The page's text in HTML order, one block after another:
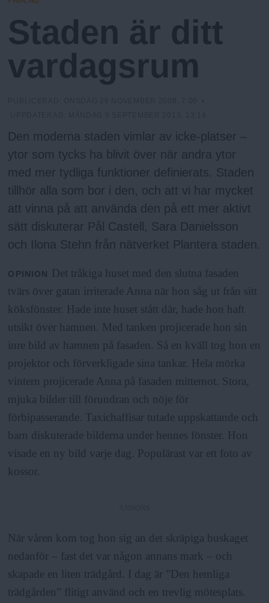
N
u
y
G
Staden är ditt
vardagsrum
Den moderna staden vimlar av icke-platser –
ytor som tycks ha blivit över när andra ytor
med mer tydliga funktioner definierats. Staden
tillhör alla som bor i den, och att vi har mycket
att vinna på att använda den på ett mer aktivt
sätt diskuterar Pål Castell, Sara Danielsson
och Ilona Stehn från nätverket Plantera staden.
OPINION
Det tråkiga huset med den slutna fasaden
tvärs över gatan irriterade Anna när hon såg ut från sitt
köksfönster. Hade inte huset stått där, hade hon haft
utsikt över hamnen. Med tanken projicerade hon sin
inre bild av hamnen på fasaden. Så en kväll tog hon en
projektor och förverkligade sina tankar. Hela mörka
vintern projicerade Anna på fasaden mittemot. Stora,
mjuka bilder till förundran och nöje för
förbipasserande. Taxichaffisar tutade uppskattande och
barn diskuterade bilderna under hennes fönster. Hon
visade en ny bild varje dag. Populärast var ett foto av
kossor.
När våren kom tog hon sig an det skräpiga buskaget
nedanför – fast det var någon annans mark – och
skapade en liten trädgård. I dag är ”Den hemliga
trädgården” flitigt använd och en trevlig mötesplats.